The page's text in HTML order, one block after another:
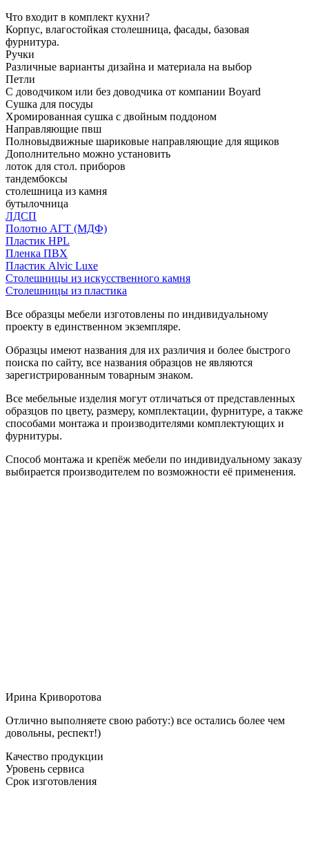
Что входит в комплект кухни?
Корпус, влагостойкая столешница, фасады, базовая
фурнитура.
Ручки
Различные варианты дизайна и материала на выбор
Петли
С доводчиком или без доводчика от компании Boyard
Сушка для посуды
Хромированная сушка с двойным поддоном
Направляющие пвш
Полновыдвижные шариковые направляющие для ящиков
Дополнительно можно установить
лоток для стол. приборов
тандембоксы
столешница из камня
бутылочница
ЛДСП
Полотно АГТ (МДФ)
Пластик HPL
Пленка ПВХ
Пластик Alvic Luxe
Столешницы из искусственного камня
Столешницы из пластика
Все образцы мебели изготовлены по индивидуальному
проекту в единственном экземпляре.
Образцы имеют названия для их различия и более быстрого
поиска по сайту, все названия образцов не являются
зарегистрированным товарным знаком.
Все мебельные изделия могут отличаться от представленных
образцов по цвету, размеру, комплектации, фурнитуре, а также
способами монтажа и производителями комплектующих и
фурнитуры.
Способ монтажа и крепёж мебели по индивидуальному заказу
выбирается производителем по возможности её применения.
Ирина Криворотова
Отлично выполняете свою работу:) все остались более чем
довольны, респект!)
Качество продукции
Уровень сервиса
Срок изготовления